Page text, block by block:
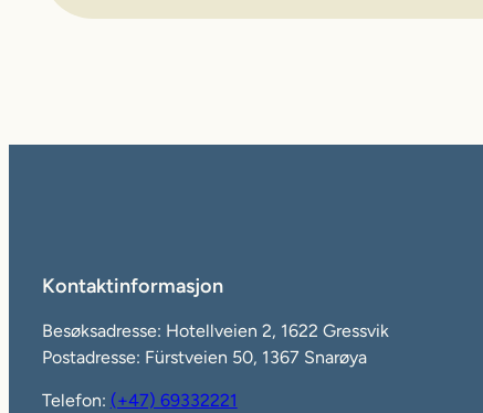
Kontaktinformasjon
Besøksadresse: Hotellveien 2, 1622 Gressvik
Postadresse: Fürstveien 50, 1367 Snarøya
Telefon: (+47) 69332221